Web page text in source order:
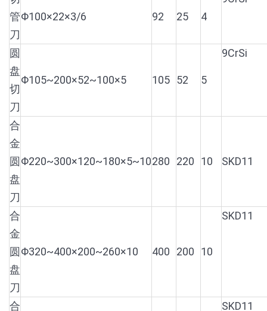
管
刀
Φ100×22×3/6 92 25 4
圆
盘
切
刀
Φ105~200×52~100×5 105 52 5
9CrSi
合
金
圆
盘
刀
Φ220~300×120~180×5~10280 220 10 SKD11
合
金
圆
盘
刀
Φ320~400×200~260×10 400 200 10
SKD11
合
SKD11